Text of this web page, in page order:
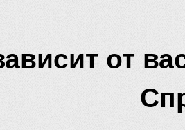
от